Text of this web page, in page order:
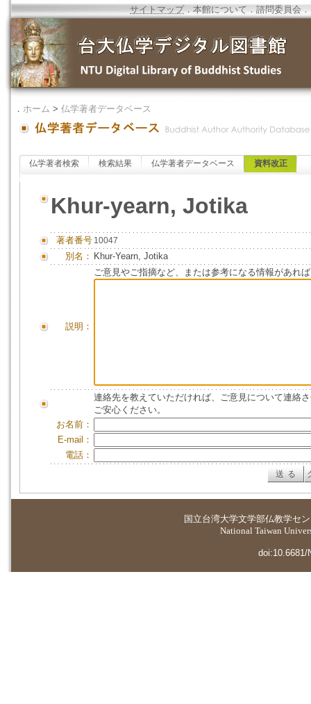
サイトマップ．本館について ．諮問委員会 ．
． ホーム > 仏学著者データベース
仏学著者検索 検索結果 仏学著者データベース 資料改正
Khur-yearn, Jotika
著者番号 10047
別名： Khur-Yearn, Jotika
説明：
ご意見やご指摘など、または参考になる情報があれ
連絡先を教えていただければ、ご意見について連絡
ご安心ください。
お名前：
E-mail：
電話：
国立台湾大学文学部仏教学セ
National Taiwan
doi:10.6681/